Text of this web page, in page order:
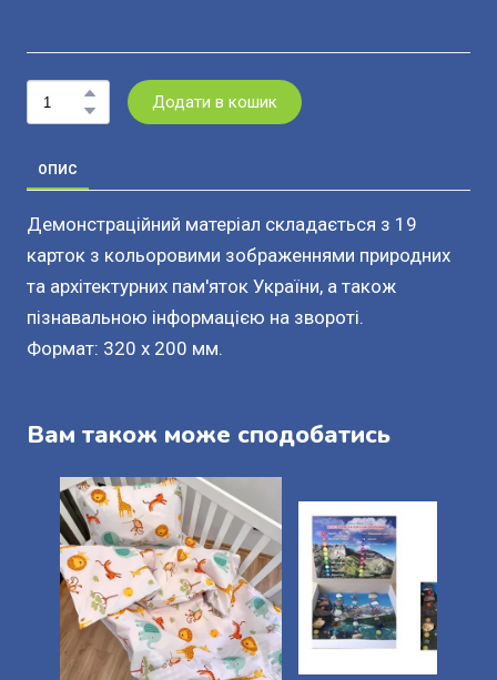
Додати в кошик
ОПИС
Демонстраційний матеріал складається з 19
карток з кольоровими зображеннями природних
та архітектурних пам'яток України, а також
пізнавальною інформацією на звороті.
Формат: 320 х 200 мм.
Вам також може сподобатись